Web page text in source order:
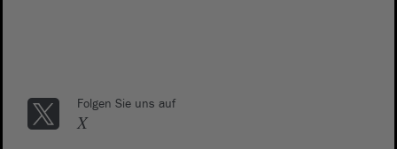
Folgen Sie uns auf
X